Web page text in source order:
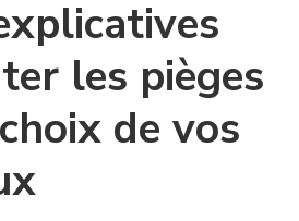
les pièges
de vos